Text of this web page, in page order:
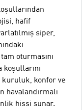
hafif
siper,
oturmasını
koşullarını
kuruluk, konfor ve
havalandırmalı
hissi sunar.